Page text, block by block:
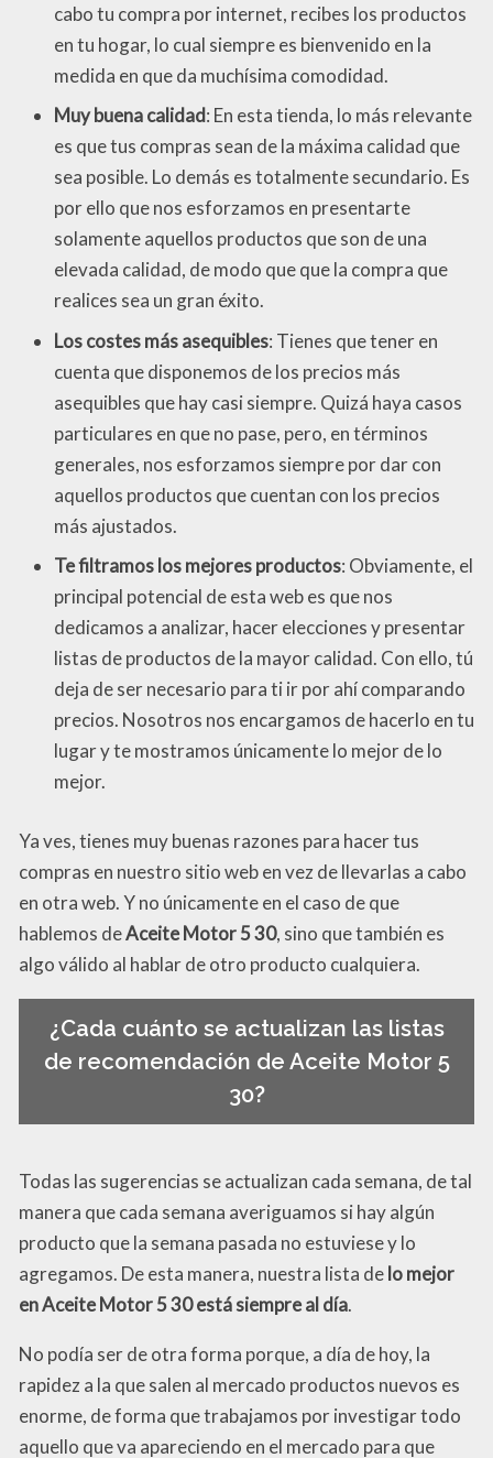
cabo tu compra por internet, recibes los productos
en tu hogar, lo cual siempre es bienvenido en la
medida en que da muchísima comodidad.
Muy buena calidad: En esta tienda, lo más relevante
es que tus compras sean de la máxima calidad que
sea posible. Lo demás es totalmente secundario. Es
por ello que nos esforzamos en presentarte
solamente aquellos productos que son de una
elevada calidad, de modo que que la compra que
realices sea un gran éxito.
Los costes más asequibles: Tienes que tener en
cuenta que disponemos de los precios más
asequibles que hay casi siempre. Quizá haya casos
particulares en que no pase, pero, en términos
generales, nos esforzamos siempre por dar con
aquellos productos que cuentan con los precios
más ajustados.
Te filtramos los mejores productos: Obviamente, el
principal potencial de esta web es que nos
dedicamos a analizar, hacer elecciones y presentar
listas de productos de la mayor calidad. Con ello, tú
deja de ser necesario para ti ir por ahí comparando
precios. Nosotros nos encargamos de hacerlo en tu
lugar y te mostramos únicamente lo mejor de lo
mejor.
Ya ves, tienes muy buenas razones para hacer tus
compras en nuestro sitio web en vez de llevarlas a cabo
en otra web. Y no únicamente en el caso de que
hablemos deAceite Motor 5 30, sino que también es
algo válido al hablar de otro producto cualquiera.
¿Cada cuánto se actualizan las listas
de recomendación de Aceite Motor 5
30?
Todas las sugerencias se actualizan cada semana, de tal
manera que cada semana averiguamos si hay algún
producto que la semana pasada no estuviese y lo
agregamos. De esta manera, nuestra lista delo mejor
en Aceite Motor 5 30 está siempre al día.
No podía ser de otra forma porque, a día de hoy, la
rapidez a la que salen al mercado productos nuevos es
enorme, de forma que trabajamos por investigar todo
aquello que va apareciendo en el mercado para que